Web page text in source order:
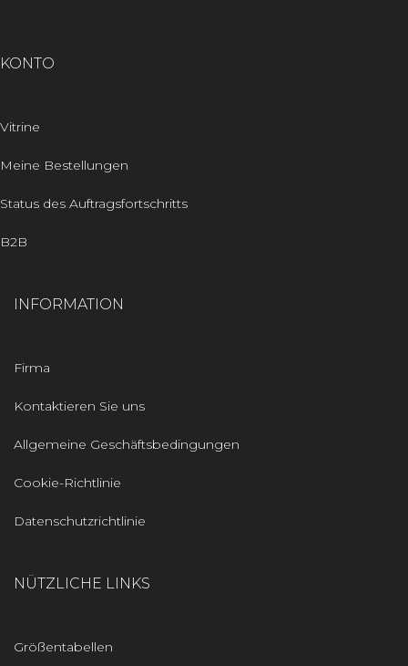
KONTO
Vitrine
Meine Bestellungen
Status des Auftragsfortschritts
B2B
INFORMATION
Firma
Kontaktieren Sie uns
Allgemeine Geschäftsbedingungen
Cookie-Richtlinie
Datenschutzrichtlinie
NÜTZLICHE LINKS
Größentabellen